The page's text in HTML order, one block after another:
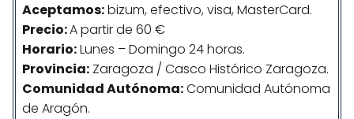
Aceptamos:bizum, efectivo, visa, MasterCard.
Precio:A partir de 60 €
Horario:Lunes – Domingo 24 horas.
Provincia: Zaragoza / Casco Histórico Zaragoza.
ComunidadAutónoma:Comunidad Autónoma
de Aragón.